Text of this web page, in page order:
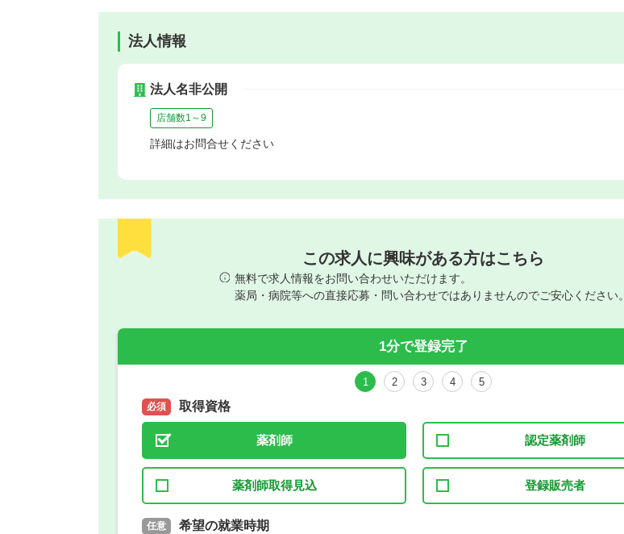
法人情報
法人名非公開
店舗数1～9
詳細はお問合せください
この求人に興味がある方はこちら
無料で求人情報をお問い合わせいただけます。
薬局・病院等への直接応募・問い合わせではありませんのでご安心ください。
1分で登録完了
1 2 3 4 5
必須 取得資格
薬剤師 認定薬剤師
薬剤師取得見込 登録販売者
必須 取得予定年
任意 希望の就業時期